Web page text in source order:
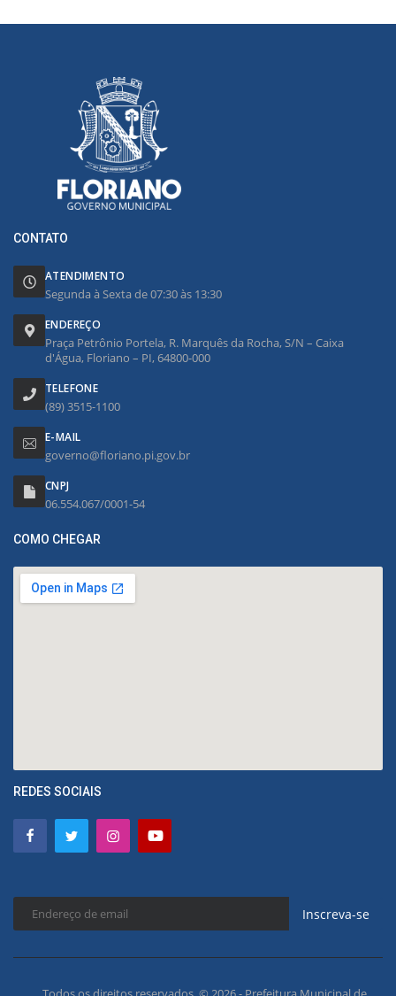
CONTATO
ATENDIMENTO
Segunda à Sexta de 07:30 às 13:30
ENDEREÇO
Praça Petrônio Portela, R. Marquês da Rocha, S/N – Caixa
d'Água, Floriano – PI, 64800-000
TELEFONE
(89) 3515-1100
E-MAIL
governo@floriano.pi.gov.br
CNPJ
06.554.067/0001-54
COMO CHEGAR
REDES SOCIAIS
Inscreva-se